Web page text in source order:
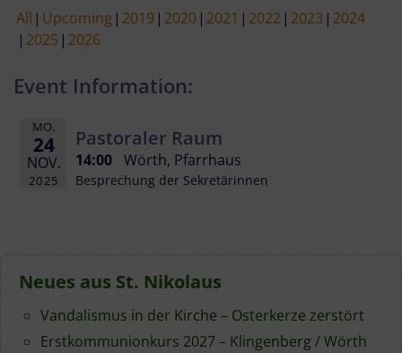
All Upcoming 2019 2020 2021 2022 2023 2024
2025 2026
Event Information:
MO.
24
NOV.
2025
Pastoraler Raum
14:00 Wörth, Pfarrhaus
Besprechung der Sekretärinnen
Neues aus St. Nikolaus
Vandalismus in der Kirche – Osterkerze zerstört
Erstkommunionkurs 2027 – Klingenberg / Wörth